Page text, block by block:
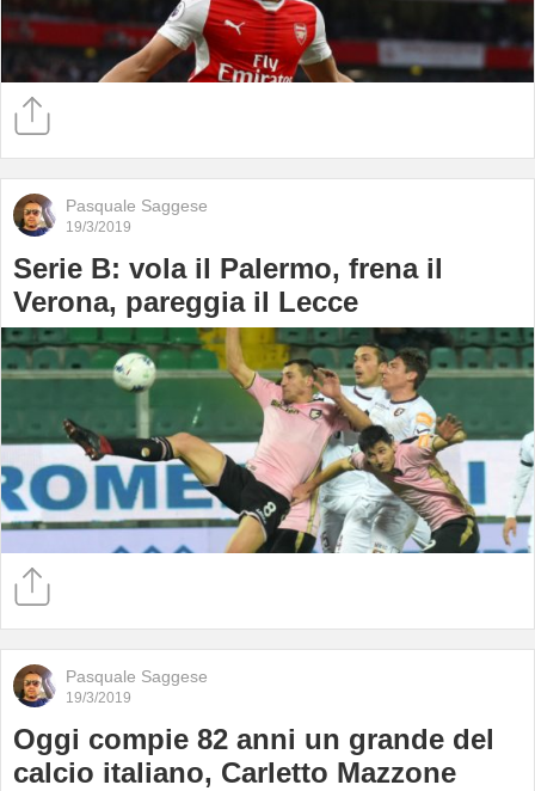
Pasquale Saggese
19/3/2019
Serie B: vola il Palermo, frena il
Verona, pareggia il Lecce
Pasquale Saggese
19/3/2019
Oggi compie 82 anni un grande del
calcio italiano, Carletto Mazzone